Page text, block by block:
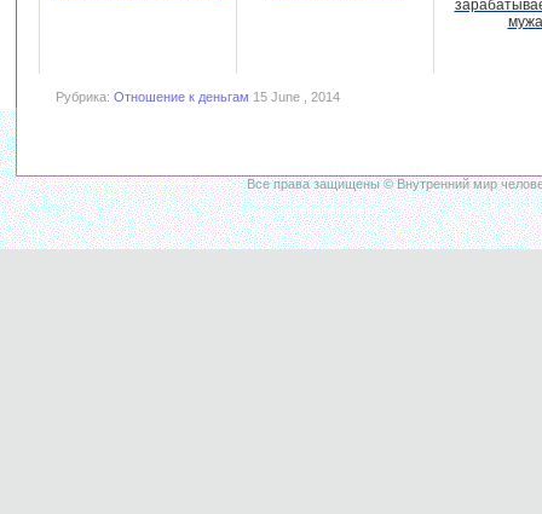
Рубрика: Отношение к деньгам 15 June , 2014
Все права защищены © Внутренний мир